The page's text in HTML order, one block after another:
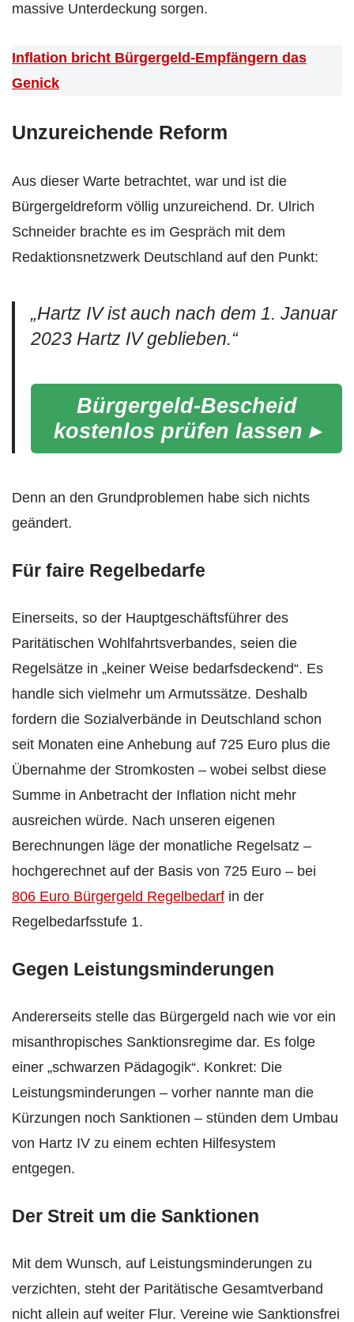
massive Unterdeckung sorgen.
Inflation bricht Bürgergeld-Empfängern das
Genick
Unzureichende Reform
Aus dieser Warte betrachtet, war und ist die
Bürgergeldreform völlig unzureichend. Dr. Ulrich
Schneider brachte es im Gespräch mit dem
Redaktionsnetzwerk Deutschland auf den Punkt:
„Hartz IV ist auch nach dem 1. Januar
2023 Hartz IV geblieben.“
Bürgergeld-Bescheid
kostenlos prüfen lassen ▸
Denn an den Grundproblemen habe sich nichts
geändert.
Für faire Regelbedarfe
Einerseits, so der Hauptgeschäftsführer des
Paritätischen Wohlfahrtsverbandes, seien die
Regelsätze in „keiner Weise bedarfsdeckend“. Es
handle sich vielmehr um Armutssätze. Deshalb
fordern die Sozialverbände in Deutschland schon
seit Monaten eine Anhebung auf 725 Euro plus die
Übernahme der Stromkosten – wobei selbst diese
Summe in Anbetracht der Inflation nicht mehr
ausreichen würde. Nach unseren eigenen
Berechnungen läge der monatliche Regelsatz –
hochgerechnet auf der Basis von 725 Euro – bei
806 Euro Bürgergeld Regelbedarf in der
Regelbedarfsstufe 1.
Gegen Leistungsminderungen
Andererseits stelle das Bürgergeld nach wie vor ein
misanthropisches Sanktionsregime dar. Es folge
einer „schwarzen Pädagogik“. Konkret: Die
Leistungsminderungen – vorher nannte man die
Kürzungen noch Sanktionen – stünden dem Umbau
von Hartz IV zu einem echten Hilfesystem
entgegen.
Der Streit um die Sanktionen
Mit dem Wunsch, auf Leistungsminderungen zu
verzichten, steht der Paritätische Gesamtverband
nicht allein auf weiter Flur. Vereine wie Sanktionsfrei